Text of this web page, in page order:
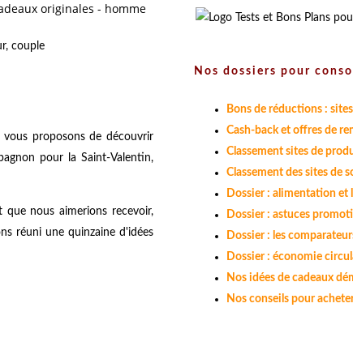
originales - homme
, couple
proposons de découvrir
pour la Saint-Valentin,
nous aimerions recevoir,
réuni une quinzaine d'idées
Nos dossiers pour
Bons de réductions :
Cash-back et offres de
Classement sites de
Classement des sites de
Dossier : alimentation et
Dossier : astuces
Dossier : les
Dossier : économie
Nos idées de cadeaux
Nos conseils pour